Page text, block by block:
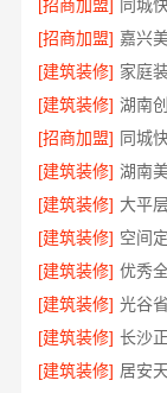
[招商加盟]
[招商加盟] 嘉兴
[建筑装修] 家庭
[建筑装修]
[招商加盟] 同城
[建筑装修]
[建筑装修] 大平
[建筑装修]
[建筑装修]
[建筑装修]
[建筑装修]
[建筑装修]